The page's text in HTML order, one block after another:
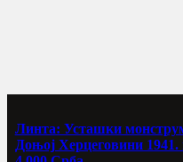
Линта: Усташки
Доњој Херцеговини